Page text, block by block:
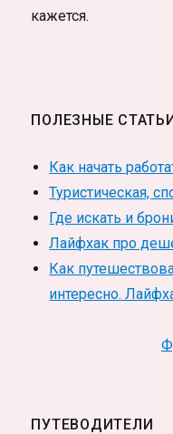
кажется.
ПОЛЕЗНЫЕ
Как начать
Туристическая,
Где искать и
Лайфхак про
Как
интересно.
ПУТЕВОДИТЕЛИ